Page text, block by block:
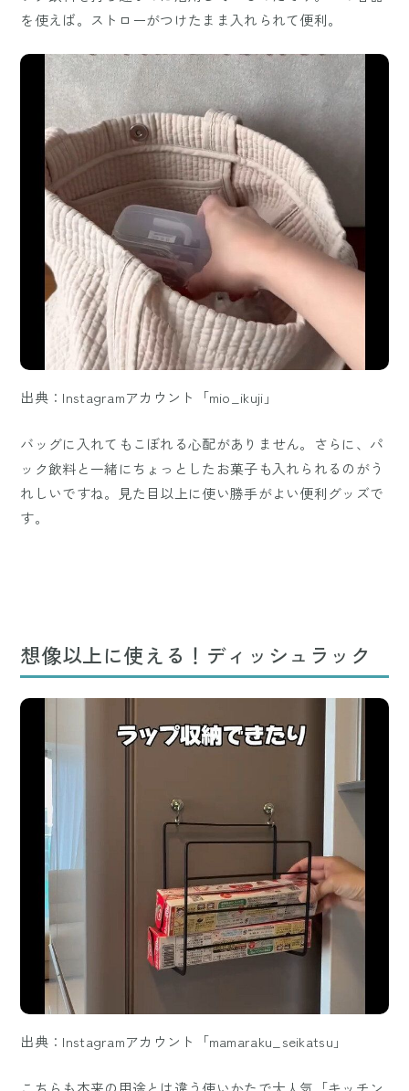
を使えば。ストローがつけたまま入れられて便利。
出典：Instagramアカウント「mio_ikuji」
バッグに入れてもこぼれる心配がありません。さらに、パ
ック飲料と一緒にちょっとしたお菓子も入れられるのがう
れしいですね。見た目以上に使い勝手がよい便利グッズで
す。
想像以上に使える！ディッシュラック
出典：Instagramアカウント「mamaraku_seikatsu」